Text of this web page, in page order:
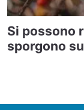
Si possono
sporgono